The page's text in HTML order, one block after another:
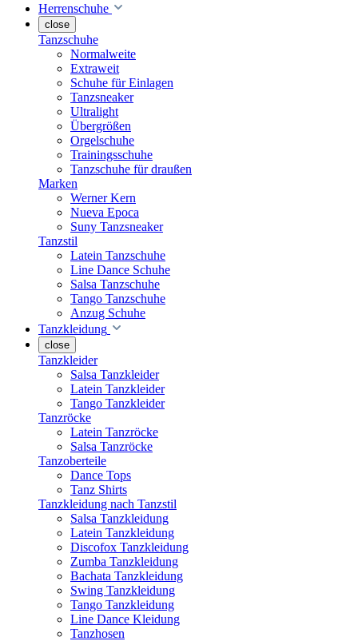
Herrenschuhe
close
Tanzschuhe
Normalweite
Extraweit
Schuhe für Einlagen
Tanzsneaker
Ultralight
Übergrößen
Orgelschuhe
Trainingsschuhe
Tanzschuhe für draußen
Marken
Werner Kern
Nueva Epoca
Suny Tanzsneaker
Tanzstil
Latein Tanzschuhe
Line Dance Schuhe
Salsa Tanzschuhe
Tango Tanzschuhe
Anzug Schuhe
Tanzkleidung
close
Tanzkleider
Salsa Tanzkleider
Latein Tanzkleider
Tango Tanzkleider
Tanzröcke
Latein Tanzröcke
Salsa Tanzröcke
Tanzoberteile
Dance Tops
Tanz Shirts
Tanzkleidung nach Tanzstil
Salsa Tanzkleidung
Latein Tanzkleidung
Discofox Tanzkleidung
Zumba Tanzkleidung
Bachata Tanzkleidung
Swing Tanzkleidung
Tango Tanzkleidung
Line Dance Kleidung
Tanzhosen